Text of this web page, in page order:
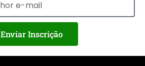
Enviar Inscrição